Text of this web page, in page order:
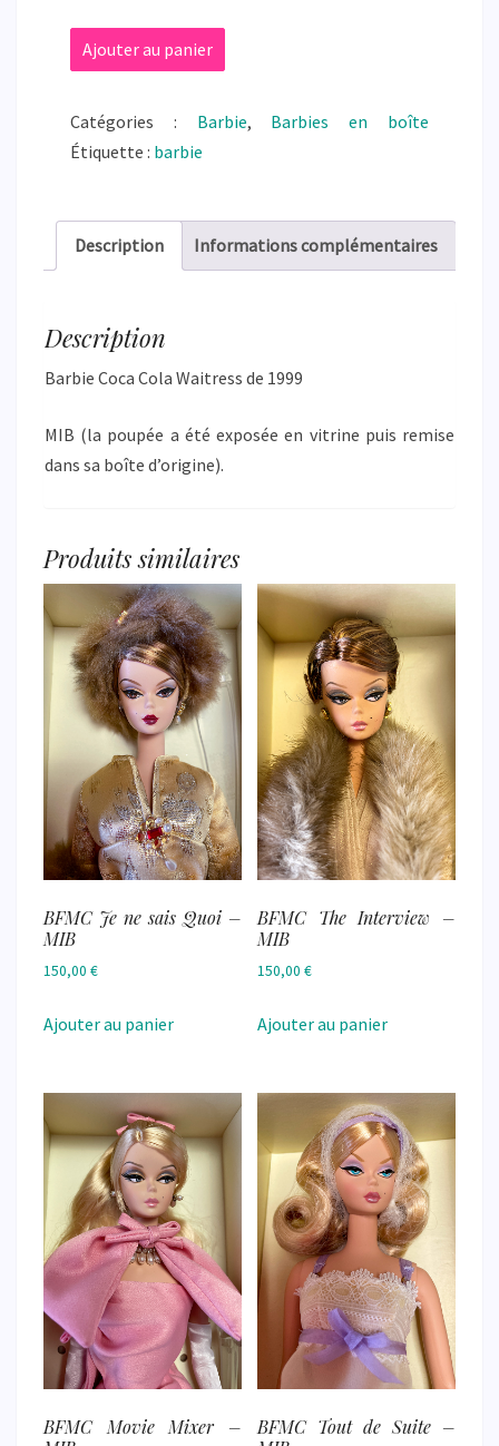
quantité
de
Coca
Cola
-
MIB
Ajouter au panier
Catégories : Barbie, Barbies en boîte
Étiquette : barbie
Description Informations complémentaires
Description
Barbie Coca Cola Waitress de 1999
MIB (la poupée a été exposée en vitrine puis remise
dans sa boîte d’origine).
Produits similaires
BFMC Je ne sais Quoi –
MIB
150,00 €
Ajouter au panier
BFMC The Interview –
MIB
150,00€
Ajouter au panier
BFMC Movie Mixer –
BFMC Tout de Suite –